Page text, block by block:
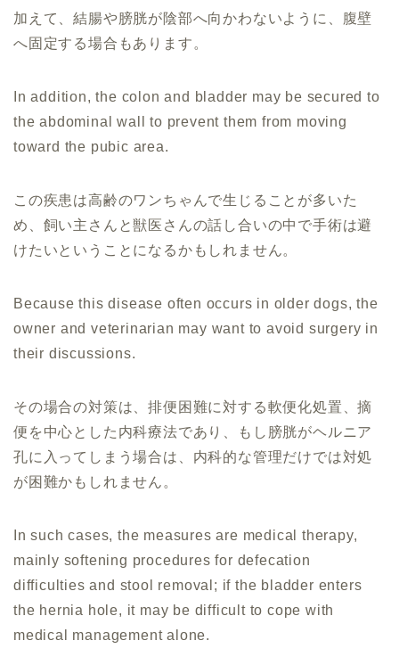
加えて、結腸や膀胱が陰部へ向かわないように、腹壁
へ固定する場合もあります。
In addition, the colon and bladder may be secured to
the abdominal wall to prevent them from moving
toward the pubic area.
この疾患は高齢のワンちゃんで生じることが多いた
め、飼い主さんと獣医さんの話し合いの中で手術は避
けたいということになるかもしれません。
Because this disease often occurs in older dogs, the
owner and veterinarian may want to avoid surgery in
their discussions.
その場合の対策は、排便困難に対する軟便化処置、摘
便を中心とした内科療法であり、もし膀胱がヘルニア
孔に入ってしまう場合は、内科的な管理だけでは対処
が困難かもしれません。
In such cases, the measures are medical therapy,
mainly softening procedures for defecation
difficulties and stool removal; if the bladder enters
the hernia hole, it may be difficult to cope with
medical management alone.